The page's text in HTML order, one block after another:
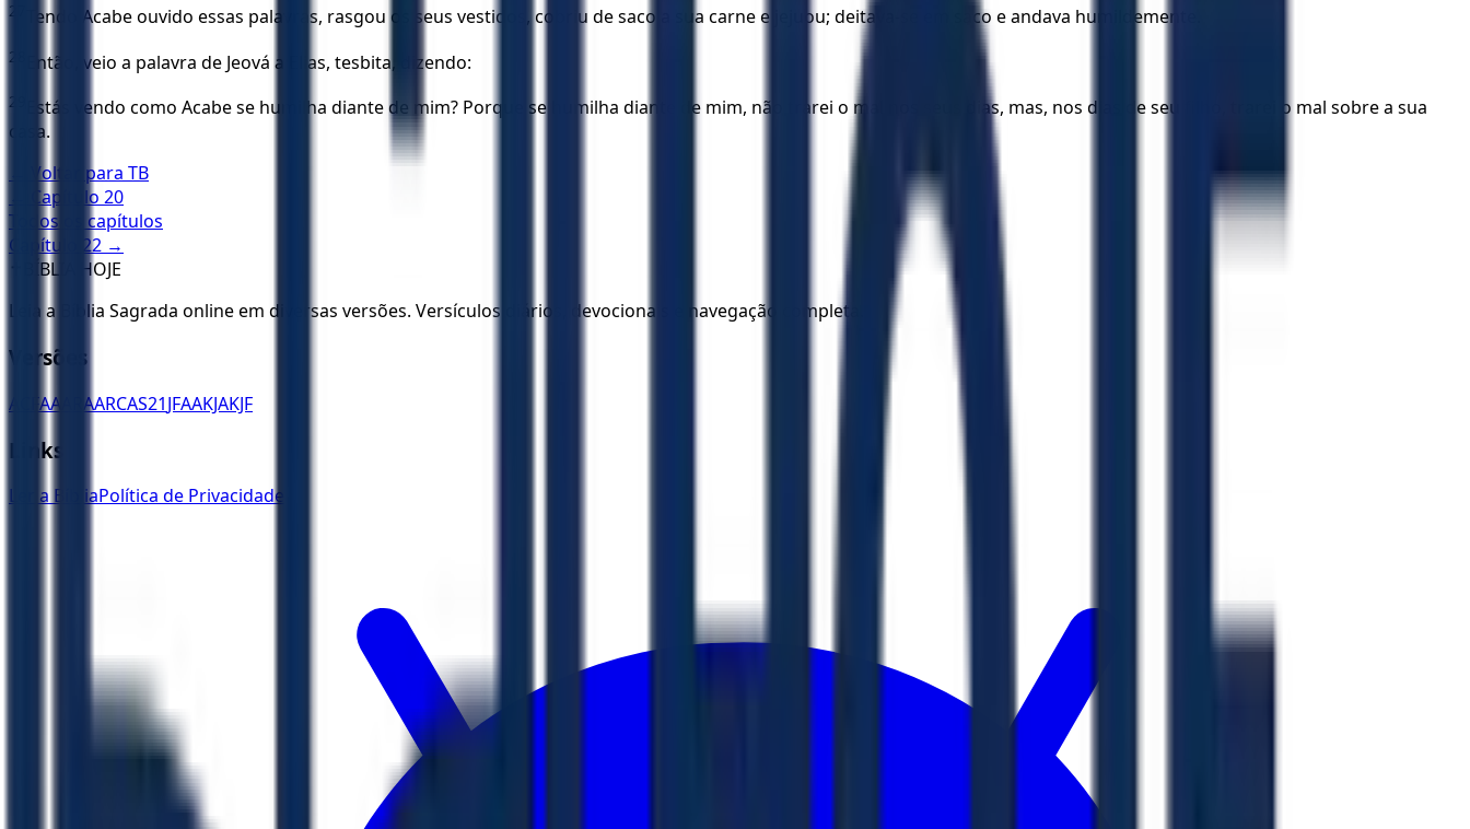
27 Tendo Acabe ouvido essas palavras, rasgou os seus vestidos, cobriu de saco a sua carne e jejuou; deitava-se em saco e andava humildemente.
28 Então, veio a palavra de Jeová a Elias, tesbita, dizendo:
29
Estás vendo como Acabe se humilha diante de mim? Porque se humilha diante de mim, não trarei o mal nos seus dias, mas, nos dias de seu filho, trarei o mal sobre a sua
casa.
← Voltar para TB
← Capítulo 20
Todos os capítulos
Capítulo
22 →
BÍBLIA HOJE
Leia a Bíblia Sagrada online em diversas versões. Versículos diários, devocionais e navegação completa.
Versões
ACFAA ARAARCAS21JFAAKJAKJF
Links
Ler a BíbliaPolítica de Privacidade